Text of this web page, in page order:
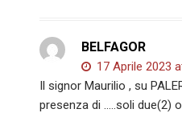
BELFAGOR
17 Aprile 2023
Il signor Maurilio , su
presenza di …..soli due(2)